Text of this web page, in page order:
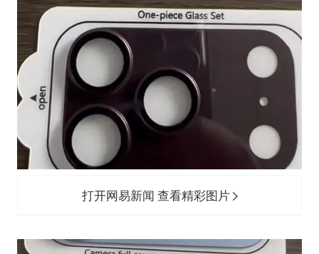
打开网易新闻 查看精彩图片